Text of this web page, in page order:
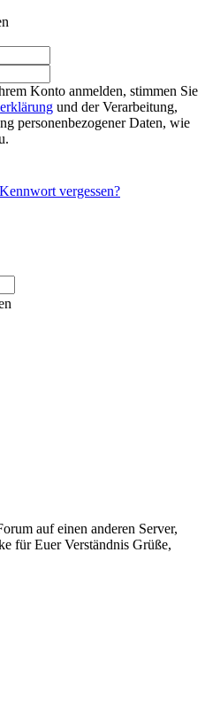
Konto anmelden, stimmen Sie
und der Verarbeitung,
personenbezogener Daten, wie
vergessen?
auf einen anderen Server,
für Euer Verständnis Grüße,